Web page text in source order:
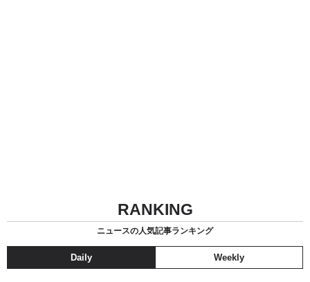
RANKING
ニュースの人気記事ランキング
Daily Weekly